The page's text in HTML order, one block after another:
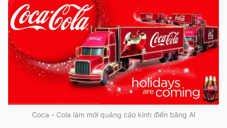
Coca - Cola làm mới quảng cáo kinh điển bằng AI